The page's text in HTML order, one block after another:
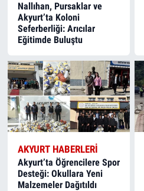
Nallıhan, Pursaklar ve
Akyurt’ta Koloni
Seferberliği: Arıcılar
Eğitimde Buluştu
AKYURT HABERLERI
Akyurt’ta Öğrencilere Spor
Desteği: Okullara Yeni
Malzemeler Dağıtıldı